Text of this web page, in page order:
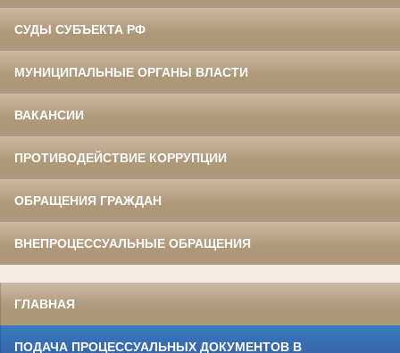
СУДЫ СУБЪЕКТА РФ
МУНИЦИПАЛЬНЫЕ ОРГАНЫ ВЛАСТИ
ВАКАНСИИ
ПРОТИВОДЕЙСТВИЕ КОРРУПЦИИ
ОБРАЩЕНИЯ ГРАЖДАН
ВНЕПРОЦЕССУАЛЬНЫЕ ОБРАЩЕНИЯ
ГЛАВНАЯ
ПОДАЧА ПРОЦЕССУАЛЬНЫХ ДОКУМЕНТОВ В